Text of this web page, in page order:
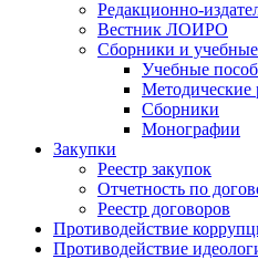
Редакционно-
Вестник ЛОИРО
Сборники и
Учебные
Методические
Сборники
Монографии
Закупки
Реестр закупок
Отчетность по
Реестр договоров
Противодействие
Противодействие